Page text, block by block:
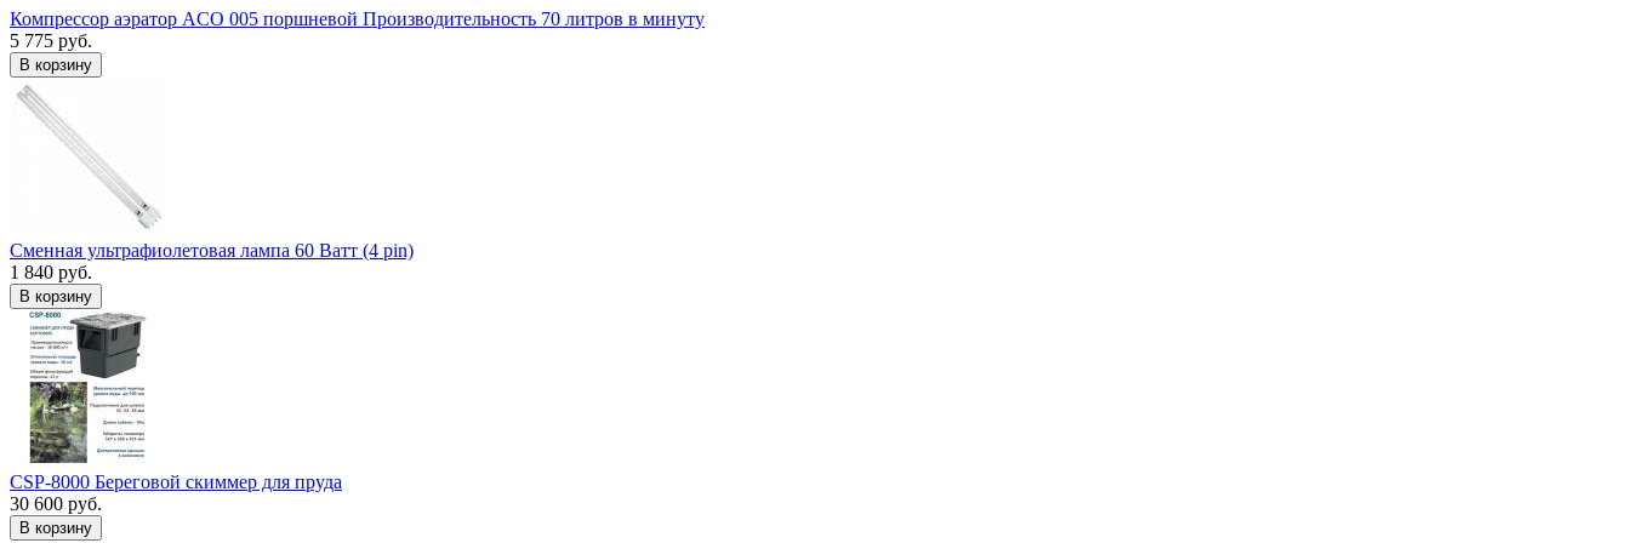
Компрессор аэратор ACO 005 поршневой Производительность 70 литров в минуту
5 775 руб.
В корзину
Сменная ультрафиолетовая лампа 60 Ватт (4 pin)
1 840 руб.
В корзину
CSP-8000 Береговой скиммер для пруда
30 600 руб.
В корзину